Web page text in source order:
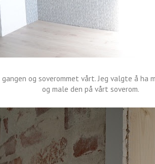
gangen og soverommet vårt. Jeg valgte å ha
og male den på vårt soverom.